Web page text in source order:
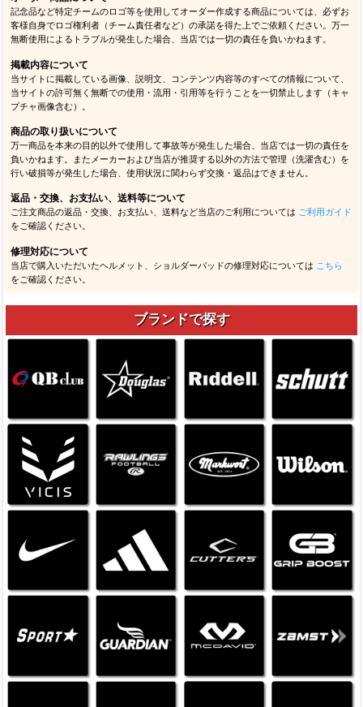
記念品など特定チームのロゴ等を使用してオーダー作成する商品については、必ずお
客様自身でロゴ権利者（チーム責任者など）の承諾を得た上でご依頼ください。万一
無断使用によるトラブルが発生した場合、当店では一切の責任を負いかねます。
掲載内容について
当サイトに掲載している画像、説明文、コンテンツ内容等のすべての情報について、
当サイトの許可無く無断での使用・流用・引用等を行うことを一切禁止します（キャ
プチャ画像含む）。
商品の取り扱いについて
万一商品を本来の目的以外で使用して事故等が発生した場合、当店では一切の責任を
負いかねます。またメーカーおよび当店が推奨する以外の方法で管理（洗濯含む）を
行い破損等が発生した場合、使用状況に関わらず交換・返品はできません。
返品・交換、お支払い、送料等について
ご注文商品の返品・交換、お支払い、送料など当店のご利用については ご利用ガイド
をご確認ください。
修理対応について
当店で購入いただいたヘルメット、ショルダーパッドの修理対応については こちら
をご確認ください。
ブランドで探す